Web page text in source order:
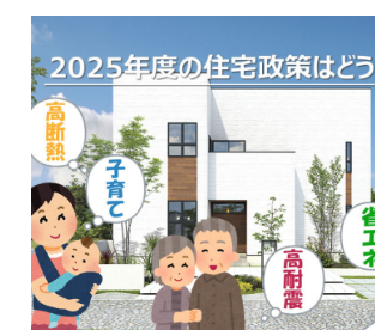
立
つ
情
報
を
お
届
け
し
ま
す
！